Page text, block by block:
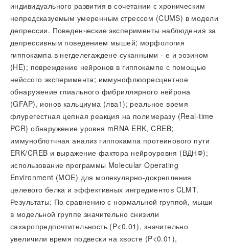
индивидуального развития в сочетании с хроническим
непредсказуемым умеренным стрессом (CUMS) в модели
депрессии. Поведенческие эксперименты наблюдения за
депрессивным поведением мышей; морфология
гиппокампа в негделегаждене суканными - е и эозином
(HE); повреждение нейронов в гиппокампе с помощью
нейссого эксперимента; иммунофлюоресцентное
обнаружение глиального фибриллярного нейрона
(GFAP), ионов кальциума (лва1); реальное время
флурегестная цепная реакция на полимеразу (Real-time
PCR) обнаружение уровня mRNA ERK, CREB;
иммуноблотчная анализ гиппокампа протеинового пути
ERK/CREB и выражение фактора нейроуровня (ВДНФ);
использование программы Molecular Operating
Environment (MOE) для молекулярно-докрепления
целевого белка и эффективных ингредиентов CLMT.
Результаты: По сравнению с нормальной группой, мыши
в модельной группе значительно снизили
сахаропредпочтительность (P<0.01), значительно
увеличили время подвески на хвосте (P<0.01),